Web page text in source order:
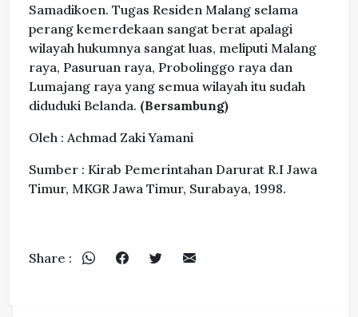
Samadikoen. Tugas Residen Malang selama
perang kemerdekaan sangat berat apalagi
wilayah hukumnya sangat luas, meliputi Malang
raya, Pasuruan raya, Probolinggo raya dan
Lumajang raya yang semua wilayah itu sudah
diduduki Belanda. (Bersambung)
Oleh : Achmad Zaki Yamani
Sumber : Kirab Pemerintahan Darurat R.I Jawa
Timur, MKGR Jawa Timur, Surabaya, 1998.
Share :